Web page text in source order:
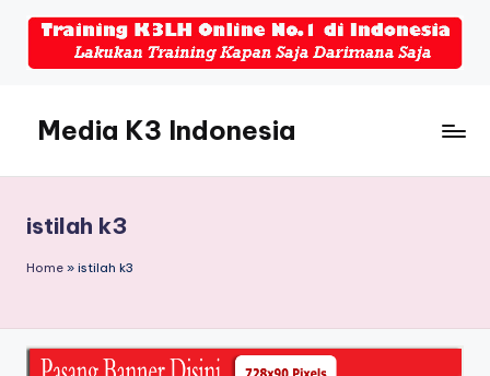
Media K3 Indonesia
Seputar
Dunia
K3LH
istilah k3
Home » istilah k3